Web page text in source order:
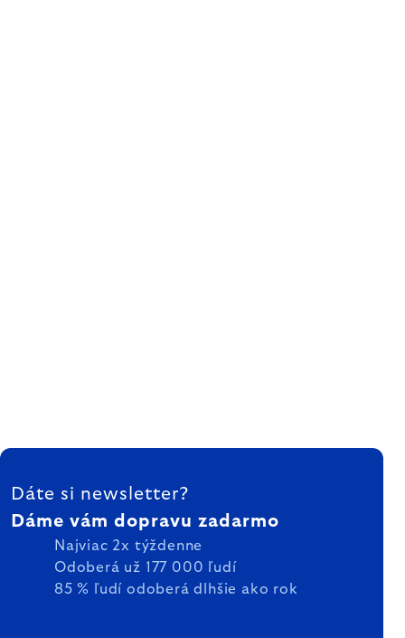
ZÁPÄTIE
Dáte si newsletter?
Dáme vám dopravu zadarmo
Najviac 2x týždenne
Odoberá už 177 000 ľudí
85 % ľudí odoberá dlhšie ako rok